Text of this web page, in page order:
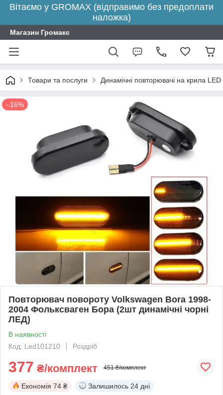
Вітаємо у GROMAX (відправимо без предоплати
наложка)
Магазин Громакс
Товари та послуги Динамічні повторювачі на крила LED
–16%
Повторювач повороту Volkswagen Bora 1998-
2004 Фольксваген Бора (2шт динамічні чорні
ЛЕД)
В наявності
Код: Led101210
Роздріб
377 ₴/комплект 451 ₴/комплект
Економія 74 ₴ Залишилось 24 дні